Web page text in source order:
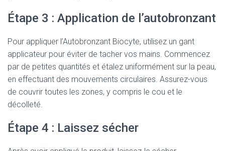
Étape 3 : Application de l’autobronzant
Pour appliquer l’Autobronzant Biocyte, utilisez un gant
applicateur pour éviter de tacher vos mains. Commencez
par de petites quantités et étalez uniformément sur la peau,
en effectuant des mouvements circulaires. Assurez-vous
de couvrir toutes les zones, y compris le cou et le
décolleté.
Étape 4 : Laissez sécher